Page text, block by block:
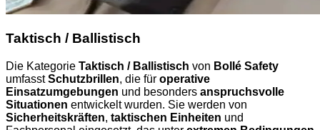
Taktisch / Ballistisch
Die Kategorie Taktisch / Ballistisch von Bollé Safety
umfasstSchutzbrillen, die für operative
Einsatzumgebungen und besonders anspruchsvolle
Situationen entwickelt wurden. Sie werden von
Sicherheitskräften, taktischen Einheiten und